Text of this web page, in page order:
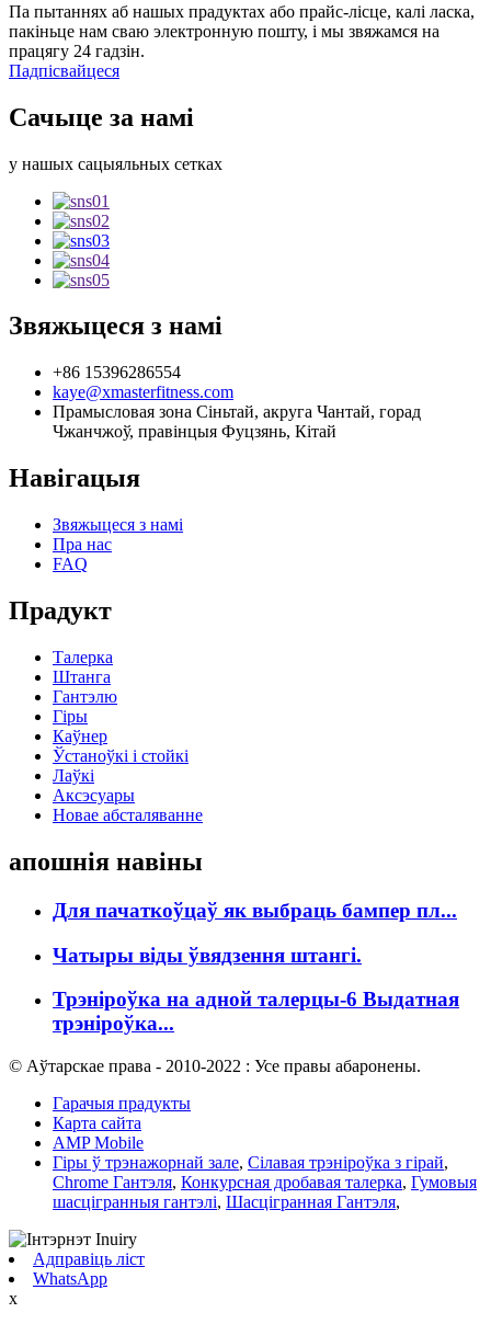
Па пытаннях аб нашых прадуктах або прайс-лісце, калі ласка,
пакіньце нам сваю электронную пошту, і мы звяжамся на
працягу 24 гадзін.
Падпісвайцеся
Сачыце за намі
у нашых сацыяльных сетках
Звяжыцеся з намі
+86 15396286554
kaye@xmasterfitness.com
Прамысловая зона Сіньтай, акруга Чантай, горад
Чжанчжоў, правінцыя Фуцзянь, Кітай
Навігацыя
Звяжыцеся з намі
Пра нас
FAQ
Прадукт
Талерка
Штанга
Гантэлю
Гіры
Каўнер
Ўстаноўкі і стойкі
Лаўкі
Аксэсуары
Новае абсталяванне
апошнія навіны
Для пачаткоўцаў як выбраць бампер пл...
Чатыры віды ўвядзення штангі.
Трэніроўка на адной талерцы-6 Выдатная
трэніроўка...
© Аўтарскае права - 2010-2022 : Усе правы абаронены.
Гарачыя прадукты
Карта сайта
AMP Mobile
Гіры ў трэнажорнай зале, Сілавая трэніроўка з гірай,
Chrome Гантэля, Конкурсная дробавая талерка, Гумовыя
шасцігранныя гантэлі, Шасцігранная Гантэля,
Адправіць ліст
WhatsApp
x